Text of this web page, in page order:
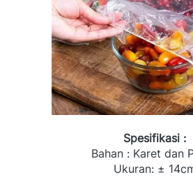
Spesifikasi :
Bahan : Karet dan
Ukuran: ±